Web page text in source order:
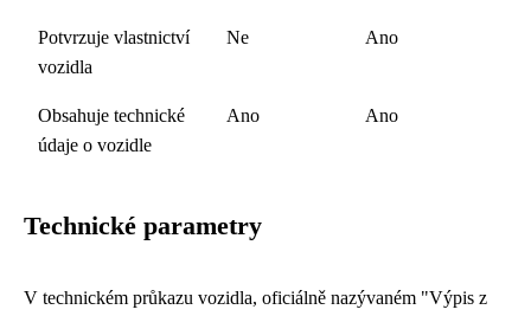
Potvrzuje vlastnictví
vozidla
Ne Ano
Obsahuje technické
údaje o vozidle
Ano Ano
Technické parametry
V technickém průkazu vozidla, oficiálně nazývaném "Výpis z